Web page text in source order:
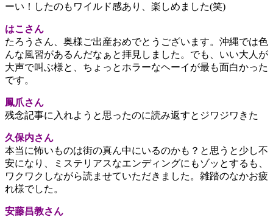
ーい！したのもワイルド感あり、楽しめました(笑)
はこさん
たろうさん、奥様ご出産おめでとうございます。沖縄では色
んな風習があるんだなぁと拝見しました。でも、いい大人が
大声で叫ぶ様と、ちょっとホラーなヘーイが最も面白かった
です。
鳳爪さん
残念記事に入れようと思ったのに読み返すとジワジワきた
久保内さん
本当に怖いものは街の真ん中にいるのかも？と思うと少し不
安になり、ミステリアスなエンディングにもゾッとするも、
ワクワクしながら読ませていただきました。雑踏のなかお疲
れ様でした。
安藤昌教さん